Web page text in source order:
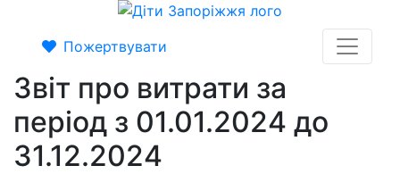
Пожертвувати
Звіт про витрати за
період з 01.01.2024 до
31.12.2024